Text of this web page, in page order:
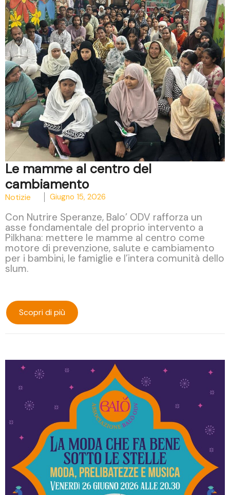
Le mamme al centro del
cambiamento
Notizie Giugno 15, 2026
Con Nutrire Speranze, Balo’ ODV rafforza un
asse fondamentale del proprio intervento a
Pilkhana: mettere le mamme al centro come
motore di prevenzione, salute e cambiamento
per i bambini, le famiglie e l’intera comunità dello
slum.
Scopri di più